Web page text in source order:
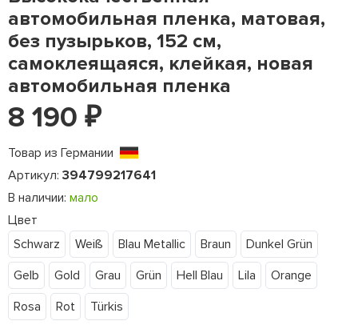
автомобильная пленка, матовая,
без пузырьков, 152 см,
самоклеящаяся, клейкая, новая
автомобильная пленка
8 190 ₽
Товар из Германии
Артикул: 394799217641
В наличии: мало
Цвет
Schwarz
Weiß Blau Metallic Braun
Dunkel Grün
Gelb
Gold Grau Grün Hell Blau Lila
Orange
Rosa
Rot Türkis